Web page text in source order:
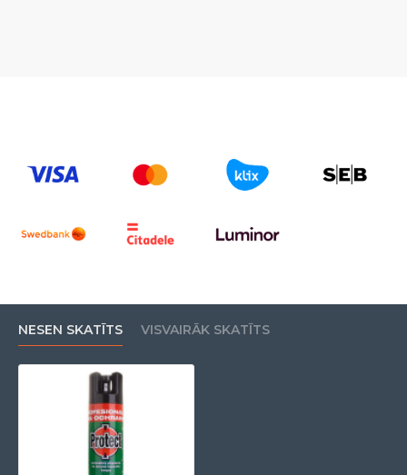
NESEN SKATĪTS VISVAIRĀK SKATĪTS